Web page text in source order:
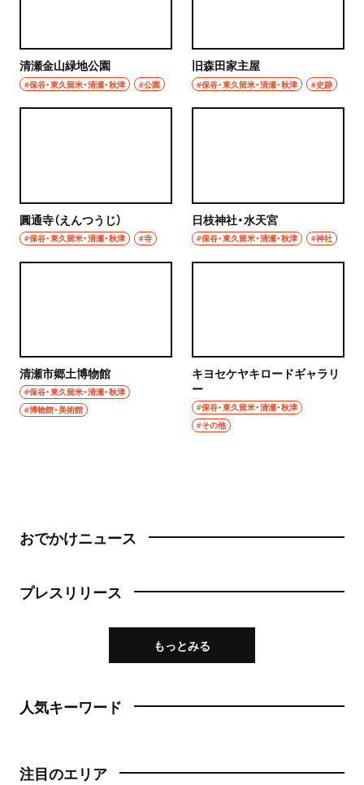
清瀬金山緑地公園
#保谷・東久留米・清瀬・秋津 #公園
旧森田家主屋
#保谷・東久留米・清瀬・秋津 #史跡
圓通寺（えんつうじ）
#保谷・東久留米・清瀬・秋津 #寺
日枝神社・水天宮
#保谷・東久留米・清瀬・秋津 #神社
清瀬市郷土博物館
#保谷・東久留米・清瀬・秋津
#博物館・美術館
キヨセケヤキロードギャラリ
ー
#保谷・東久留米・清瀬・秋津
#その他
おでかけニュース
プレスリリース
もっとみる
人気キーワード
注目のエリア